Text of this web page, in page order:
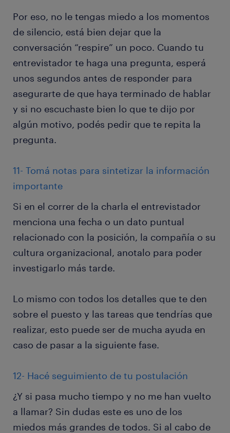
Por eso, no le tengas miedo a los momentos
de silencio, está bien dejar que la
conversación “respire” un poco. Cuando tu
entrevistador te haga una pregunta, esperá
unos segundos antes de responder para
asegurarte de que haya terminado de hablar
y si no escuchaste bien lo que te dijo por
algún motivo, podés pedir que te repita la
pregunta.
11- Tomá notas para sintetizar la información
importante
Si en el correr de la charla el entrevistador
menciona una fecha o un dato puntual
relacionado con la posición, la compañía o su
cultura organizacional, anotalo para poder
investigarlo más tarde.
Lo mismo con todos los detalles que te den
sobre el puesto y las tareas que tendrías que
realizar, esto puede ser de mucha ayuda en
caso de pasar a la siguiente fase.
12- Hacé seguimiento de tu postulación
¿Y si pasa mucho tiempo y no me han vuelto
a llamar? Sin dudas este es uno de los
miedos más grandes de todos. Si al cabo de